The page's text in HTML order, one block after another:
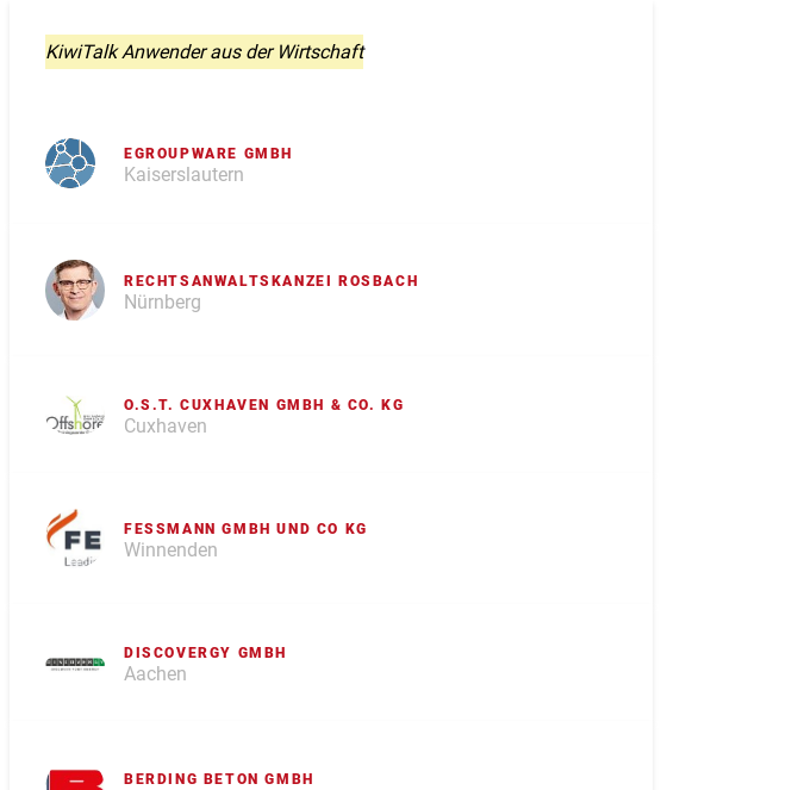
KiwiTalk Anwender aus der Wirtschaft
EGROUPWARE GMBH
Kaiserslautern
RECHTSANWALTSKANZEI ROSBACH
Nürnberg
O.S.T. CUXHAVEN GMBH & CO. KG
Cuxhaven
FESSMANN GMBH UND CO KG
Winnenden
DISCOVERGY GMBH
Aachen
BERDING BETON GMBH